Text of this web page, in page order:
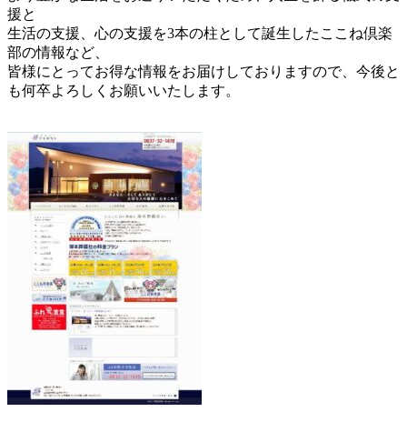
援と
生活の支援、心の支援を3本の柱として誕生したここね倶楽
部の情報など、
皆様にとってお得な情報をお届けしておりますので、今後と
も何卒よろしくお願いいたします。